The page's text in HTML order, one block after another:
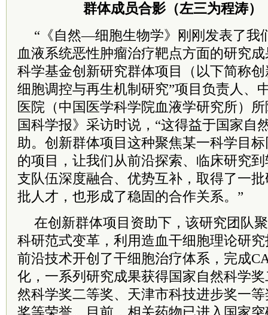
群体成员合影（左三为程涛
“《自然—细胞生物学》刚刚发表了我
血液系统恶性肿瘤治疗靶点方面的研究
科学基金创新研究群体项目（以下简称
细胞调控与再生机制研究”项目负责人、
医院（中国医学科学院血液学研究所）
国科学报》采访时说，“这得益于国家自
助。创新群体项目这种聚焦某一科学目
的项目，让我们从前沿探索、临床研究
支队伍深度融合、优势互补，取得了一
批人才，也形成了稳固的合作关系。”
在创新群体项目资助下，该研究团队
科研范式变革，利用造血干细胞理论研
前沿技术开创了干细胞治疗体系，完成
化，一系列研究成果获得国家自然科学
然科学奖二等奖、天津市科技进步奖一